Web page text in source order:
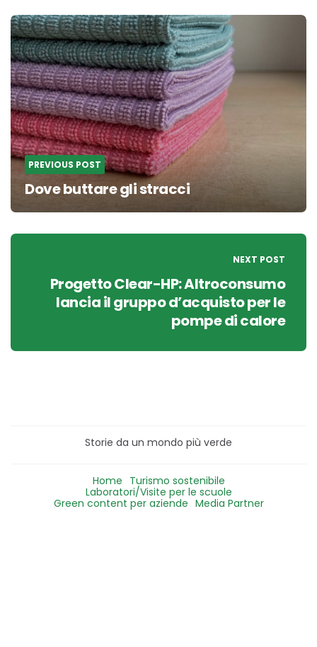
Post
navigation
PREVIOUS POST
Dove buttare gli stracci
NEXT POST
Progetto Clear-HP: Altroconsumo
lancia il gruppo d’acquisto per le
pompe di calore
Storie da un mondo più verde
Home Turismo sostenibile
Laboratori/Visite per le scuole
Green content per aziende Media Partner